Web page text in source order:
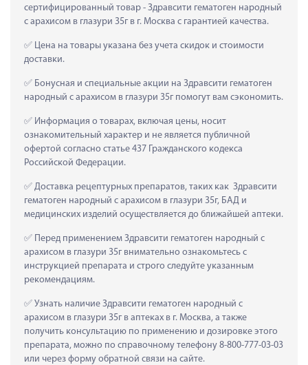
сертифицированный товар - Здравсити гематоген народный
с арахисом в глазури 35г в г. Москва с гарантией качества.
Цена на товары указана без учета скидок и стоимости
доставки.
Бонусная и специальные акции на Здравсити гематоген
народный с арахисом в глазури 35г помогут вам сэкономить.
Информация о товарах, включая цены, носит
ознакомительный характер и не является публичной
офертой согласно статье 437 Гражданского кодекса
Российской Федерации.
Доставка рецептурных препаратов, таких как  Здравсити
гематоген народный с арахисом в глазури 35г, БАД и
медицинских изделий осуществляется до ближайшей аптеки.
Перед применением Здравсити гематоген народный с
арахисом в глазури 35г внимательно ознакомьтесь с
инструкцией препарата и строго следуйте указанным
рекомендациям.
Узнать наличие Здравсити гематоген народный с
арахисом в глазури 35г в аптеках в г. Москва, а также
получить консультацию по применению и дозировке этого
препарата, можно по справочному телефону 8-800-777-03-03
или через форму обратной связи на сайте.